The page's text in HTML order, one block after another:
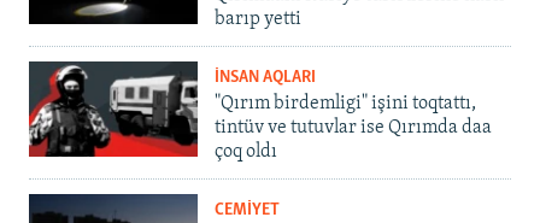
barıp yetti
İNSAN AQLARI
"Qırım birdemligi" işini toqtattı,
tintüv ve tutuvlar ise Qırımda daa
çoq oldı
CEMİYET